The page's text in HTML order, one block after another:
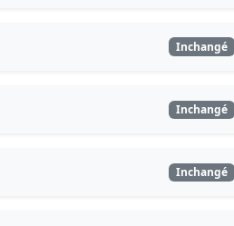
Inchangé
Inchangé
Inchangé